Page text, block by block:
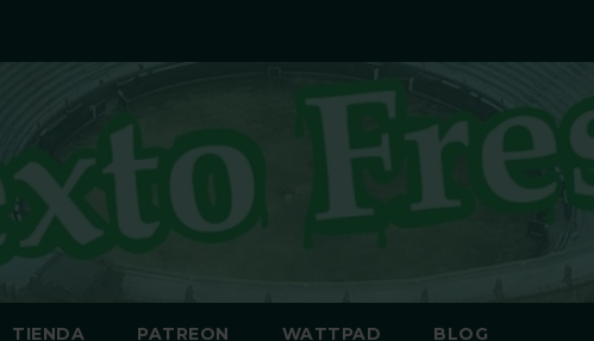
TIENDA PATREON WATTPAD BLOG